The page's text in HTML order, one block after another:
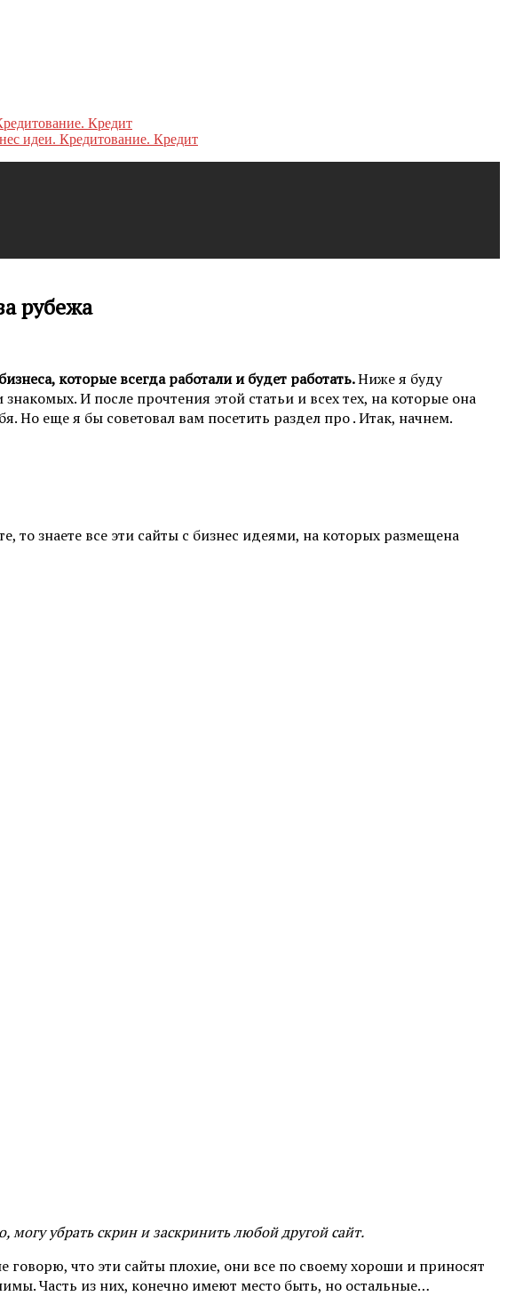
идеи. Кредитование. Кредит
рубежа
которые всегда работали и будет работать.Ниже я буду
И после прочтения этой статьи и всех тех, на которые она
Но еще я бы советовал вам посетить раздел про . Итак, начнем.
то знаете все эти сайты с бизнес идеями, на которых размещена
могу убрать скрин и заскринить любой другой сайт.
говорю, что эти сайты плохие, они все по своему хороши и приносят
Часть из них, конечно имеют место быть, но остальные…